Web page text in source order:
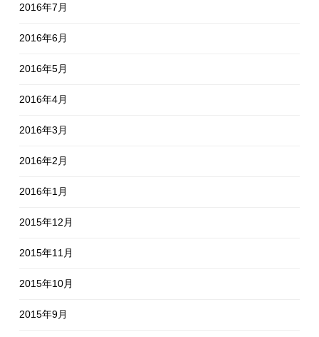
2016年7月
2016年6月
2016年5月
2016年4月
2016年3月
2016年2月
2016年1月
2015年12月
2015年11月
2015年10月
2015年9月